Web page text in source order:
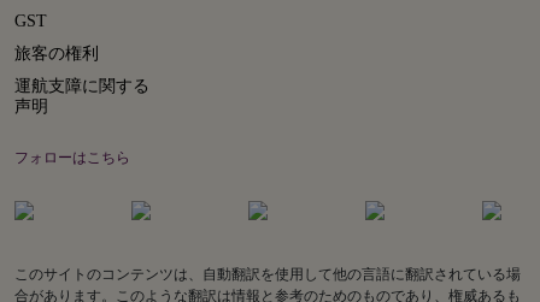
GST
旅客の権利
運航支障に関する
声明
フォローはこちら
このサイトのコンテンツは、自動翻訳を使用して他の言語に翻訳されている場
合があります。このような翻訳は情報と参考のためのものであり、権威あるも